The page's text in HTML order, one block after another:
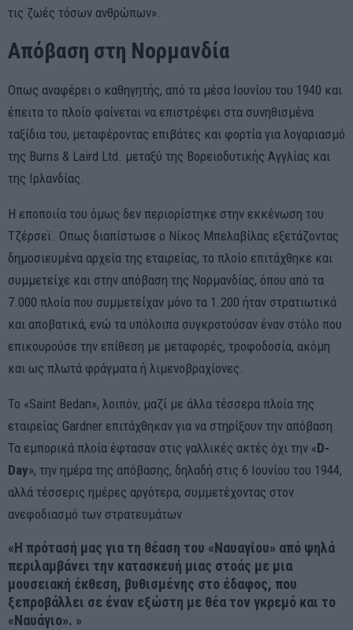
τις ζωές τόσων ανθρώπων».
Απόβαση στη Νορμανδία
Οπως αναφέρει ο καθηγητής, από τα μέσα Ιουνίου του 1940 και
έπειτα το πλοίο φαίνεται να επιστρέφει στα συνηθισμένα
ταξίδια του, μεταφέροντας επιβάτες και φορτία για λογαριασμό
της Burns & Laird Ltd. μεταξύ της Βορειοδυτικής Αγγλίας και
της Ιρλανδίας.
Η εποποιία του όμως δεν περιορίστηκε στην εκκένωση του
Τζέρσεϊ. Οπως διαπίστωσε ο Νίκος Μπελαβίλας εξετάζοντας
δημοσιευμένα αρχεία της εταιρείας, το πλοίο επιτάχθηκε και
συμμετείχε και στην απόβαση της Νορμανδίας, όπου από τα
7.000 πλοία που συμμετείχαν μόνο τα 1.200 ήταν στρατιωτικά
και αποβατικά, ενώ τα υπόλοιπα συγκροτούσαν έναν στόλο που
επικουρούσε την επίθεση με μεταφορές, τροφοδοσία, ακόμη
και ως πλωτά φράγματα ή λιμενοβραχίονες.
Το «Saint Bedan», λοιπόν, μαζί με άλλα τέσσερα πλοία της
εταιρείας Gardner επιτάχθηκαν για να στηρίξουν την απόβαση.
Τα εμπορικά πλοία έφτασαν στις γαλλικές ακτές όχι την «D-
Day», την ημέρα της απόβασης, δηλαδή στις 6 Ιουνίου του 1944,
αλλά τέσσερις ημέρες αργότερα, συμμετέχοντας στον
ανεφοδιασμό των στρατευμάτων
«Η πρότασή μας για τη θέαση του «Ναυαγίου» από ψηλά
περιλαμβάνει την κατασκευή μιας στοάς με μια
μουσειακή έκθεση, βυθισμένης στο έδαφος, που
ξεπροβάλλει σε έναν εξώστη με θέα τον γκρεμό και το
«Nαυάγιο». »